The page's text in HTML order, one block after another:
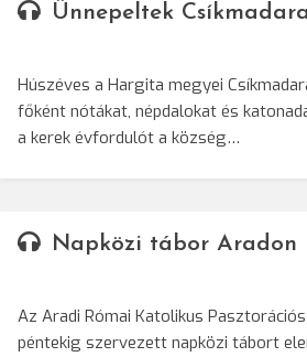
Ünnepeltek
Húszéves a Hargita megyei
főként nótákat, népdalokat és
a kerek évfordulót a község…
Napközi tábor Aradon
Az Aradi Római Katolikus
péntekig szervezett napközi tábort